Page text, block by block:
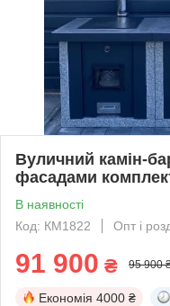
Вуличний камін-
фасадами
В наявності
Код: КМ1822
Опт і
91 900 ₴ 95 900
Економія 4000 ₴